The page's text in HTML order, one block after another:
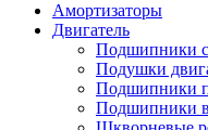
Амортизаторы
Двигатель
Подшипники
Подушки
Подшипники
Подшипники